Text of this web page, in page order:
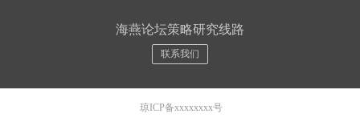
海燕论坛策略研究线路
联系我们
琼ICP备xxxxxxxx号